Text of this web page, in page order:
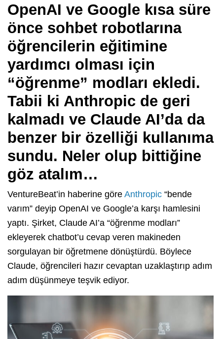
OpenAI ve Google kısa süre
önce sohbet robotlarına
öğrencilerin eğitimine
yardımcı olması için
“öğrenme” modları ekledi.
Tabii ki Anthropic de geri
kalmadı ve Claude AI’da da
benzer bir özelliği kullanıma
sundu. Neler olup bittiğine
göz atalım…
VentureBeat’in haberine göre Anthropic “bende
varım” deyip OpenAI ve Google’a karşı hamlesini
yaptı. Şirket, Claude AI’a “öğrenme modları”
ekleyerek chatbot’u cevap veren makineden
sorgulayan bir öğretmene dönüştürdü. Böylece
Claude, öğrencileri hazır cevaptan uzaklaştırıp adım
adım düşünmeye teşvik ediyor.